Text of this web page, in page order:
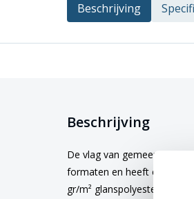
Beschrijving
Beschrijving
De vlag van gemeente
formaten en heeft een
gr/m² glanspolyester. Dit